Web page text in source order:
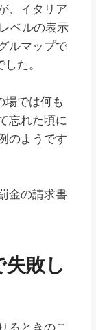
、イタリア
ベルの表示
ルマップで
た。
場では何も
忘れた頃に
のようです
金の請求書
敗し